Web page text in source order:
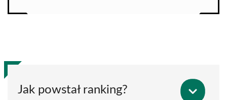
Jak powstał ranking?